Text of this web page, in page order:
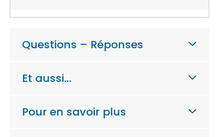
Questions – Réponses
Et aussi…
Pour en savoir plus